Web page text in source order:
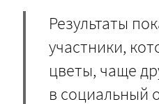
Результаты
участники,
цветы, чаще
в социальный